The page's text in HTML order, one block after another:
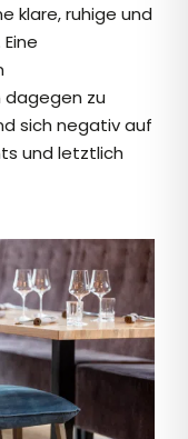
klare, ruhige und
dagegen zu
sich negativ auf
und letztlich